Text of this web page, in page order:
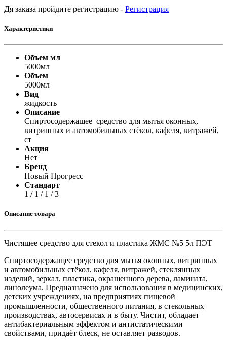
Дя заказа пройдите регистрацию - Регистрация
Характеристики
Объем мл
5000мл
Объем
5000мл
Вид
жидкость
Описание
Спиртосодержащее средство для мытья оконных,
витринных и автомобильных стёкол, кафеля, витражей,
ст
Акция
Нет
Бренд
Новый Прогресс
Стандарт
1 / 1 / 1 / 3
Описание товара
Чистящее средство для стекол и пластика ЖМС №5 5л ПЭТ
Спиртосодержащее средство для мытья оконных, витринных
и автомобильных стёкол, кафеля, витражей, стеклянных
изделий, зеркал, пластика, окрашенного дерева, ламината,
линолеума. Предназначено для использования в медицинских,
детских учреждениях, на предприятиях пищевой
промышленности, общественного питания, в стекольных
производствах, автосервисах и в быту. Чистит, обладает
антибактериальным эффектом и антистатическими
свойствами, придаёт блеск, не оставляет разводов.